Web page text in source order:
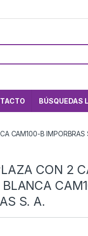
BÚSQUEDAS
CAM100-B IMPORBRAS
CON 2
BLANCA
S. A.